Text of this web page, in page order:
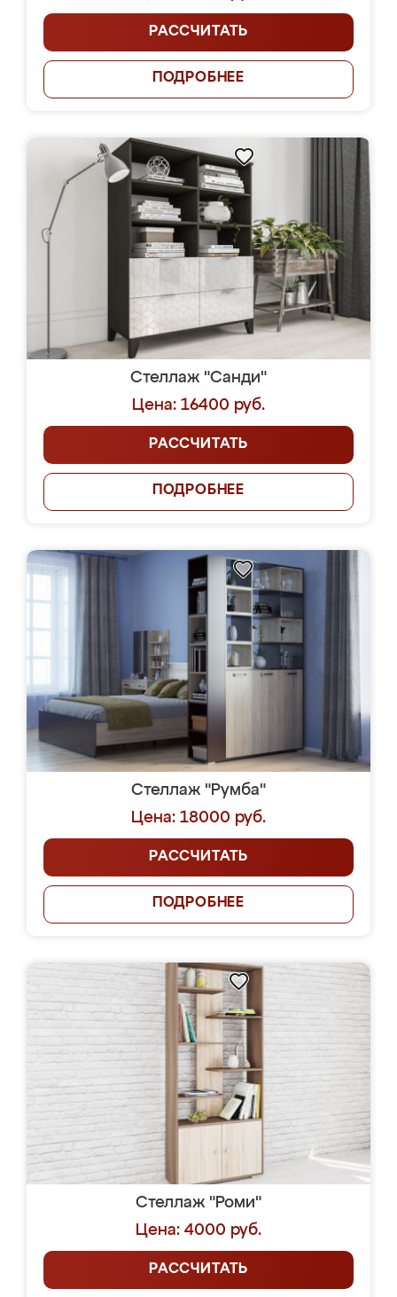
РАССЧИТАТЬ
ПОДРОБНЕЕ
Стеллаж "Санди"
Цена: 16400 руб.
РАССЧИТАТЬ
ПОДРОБНЕЕ
Стеллаж "Румба"
Цена: 18000 руб.
РАССЧИТАТЬ
ПОДРОБНЕЕ
Стеллаж "Роми"
Цена: 4000 руб.
РАССЧИТАТЬ